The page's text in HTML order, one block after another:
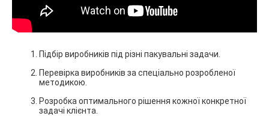
Підбір виробників під різні пакувальні задачи.
Перевірка виробників за спеціально розробленої
методикою.
Розробка оптимального рішення кожної конкретної
задачі клієнта.